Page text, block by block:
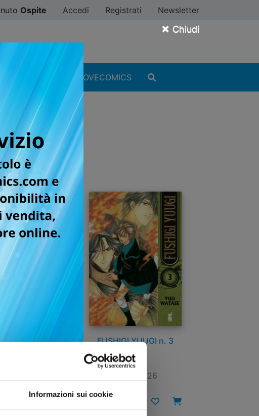
Informazioni sui cookie
× Chiudi
Ospite Accedi Registrati Newsletter
#ILOVEMANGA #ILOVECOMICS
n. 4 FUSHIGI YUUGI n. 3
13/01/2026